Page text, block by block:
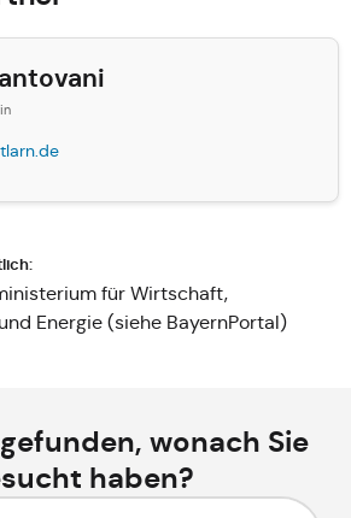
für Wirtschaft,
Energie (siehe BayernPortal)
wonach Sie
haben?